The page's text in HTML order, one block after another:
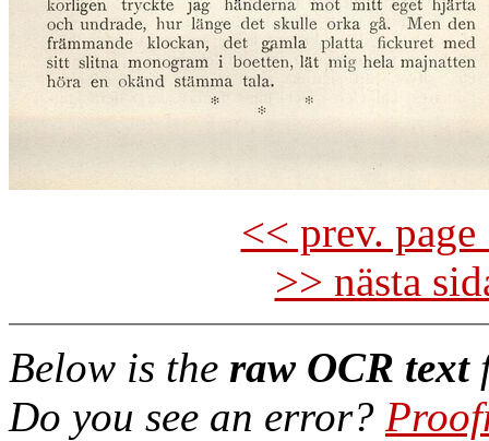
<< prev.
>> nästa
Below is the raw OCR text
Do you see an error?